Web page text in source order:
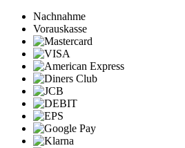
Nachnahme
Vorauskasse